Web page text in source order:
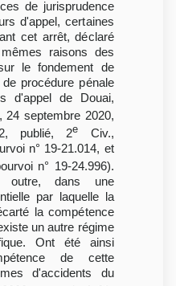
de jurisprudence
d'appel, certaines
cet arrêt, déclaré
raisons des
le fondement de
procédure pénale
d'appel de Douai,
24 septembre 2020,
publié, 2e
Civ.,
n° 19-21.014, et
n° 19-24.996).
outre, dans une
par laquelle la
la compétence
un autre régime
Ont été ainsi
de cette
d'accidents du